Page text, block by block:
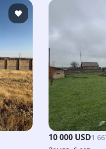
10 000 USD1